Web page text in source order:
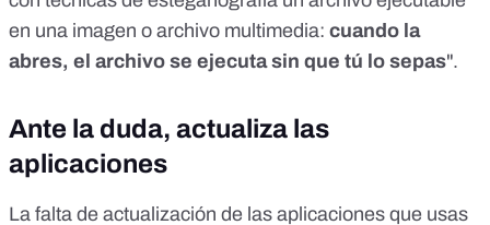
en una imagen o archivo multimedia: cuando la
abres, el archivo se ejecuta sin que tú lo sepas".
Ante la duda, actualiza las
aplicaciones
La falta de actualización de las aplicaciones que usas